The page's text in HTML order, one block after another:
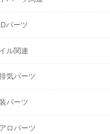
パーツ
ル関連
気パーツ
パーツ
ロパーツ